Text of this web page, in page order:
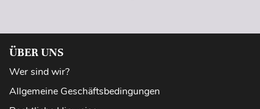
ÜBER UNS
Wer sind wir?
Allgemeine Geschäftsbedingungen